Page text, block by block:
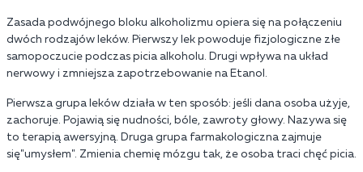
Zasada podwójnego bloku alkoholizmu opiera się na połączeniu
dwóch rodzajów leków. Pierwszy lek powoduje fizjologiczne złe
samopoczucie podczas picia alkoholu. Drugi wpływa na układ
nerwowy i zmniejsza zapotrzebowanie na Etanol.
Pierwsza grupa leków działa w ten sposób: jeśli dana osoba użyje,
zachoruje. Pojawią się nudności, bóle, zawroty głowy. Nazywa się
to terapią awersyjną. Druga grupa farmakologiczna zajmuje
się"umysłem". Zmienia chemię mózgu tak, że osoba traci chęć picia.